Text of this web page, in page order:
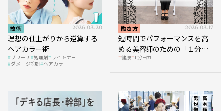
技術 2026.03.20
理想の仕上がりから逆算する
ヘアカラー術
ブリーチ 処理剤 ライトナー
ダメージ抑制 ヘアカラー
働き方 2026.03.17
短時間でパフォーマンスを高
める美容師のための「１分ヨ
ガ」講座｜実践編
健康 1分ヨガ